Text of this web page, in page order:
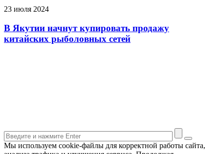
23 июля 2024
В Якутии начнут купировать продажу
китайских рыболовных сетей
Мы используем cookie-файлы для корректной работы сайта,